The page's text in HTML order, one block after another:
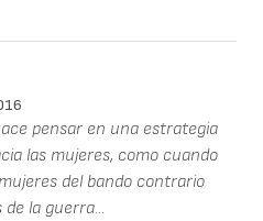
pensar en una estrategia
las mujeres, como cuando
del bando contrario
la guerra...